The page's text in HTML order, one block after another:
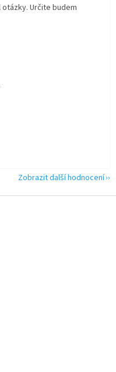
Určite budem
z 5 hvězdiček.
z 5 hvězdiček.
Zobrazit další hodnocení